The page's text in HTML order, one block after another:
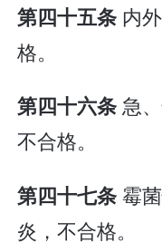
第四十五条 内
格。
第四十六条急
不合格。
第四十七条霉
炎，不合格。